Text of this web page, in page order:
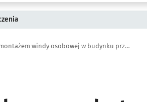
Budowa szybu wraz z dostawą i montażem windy osobowej w budynku przy pl. Nowy Targ 1-8